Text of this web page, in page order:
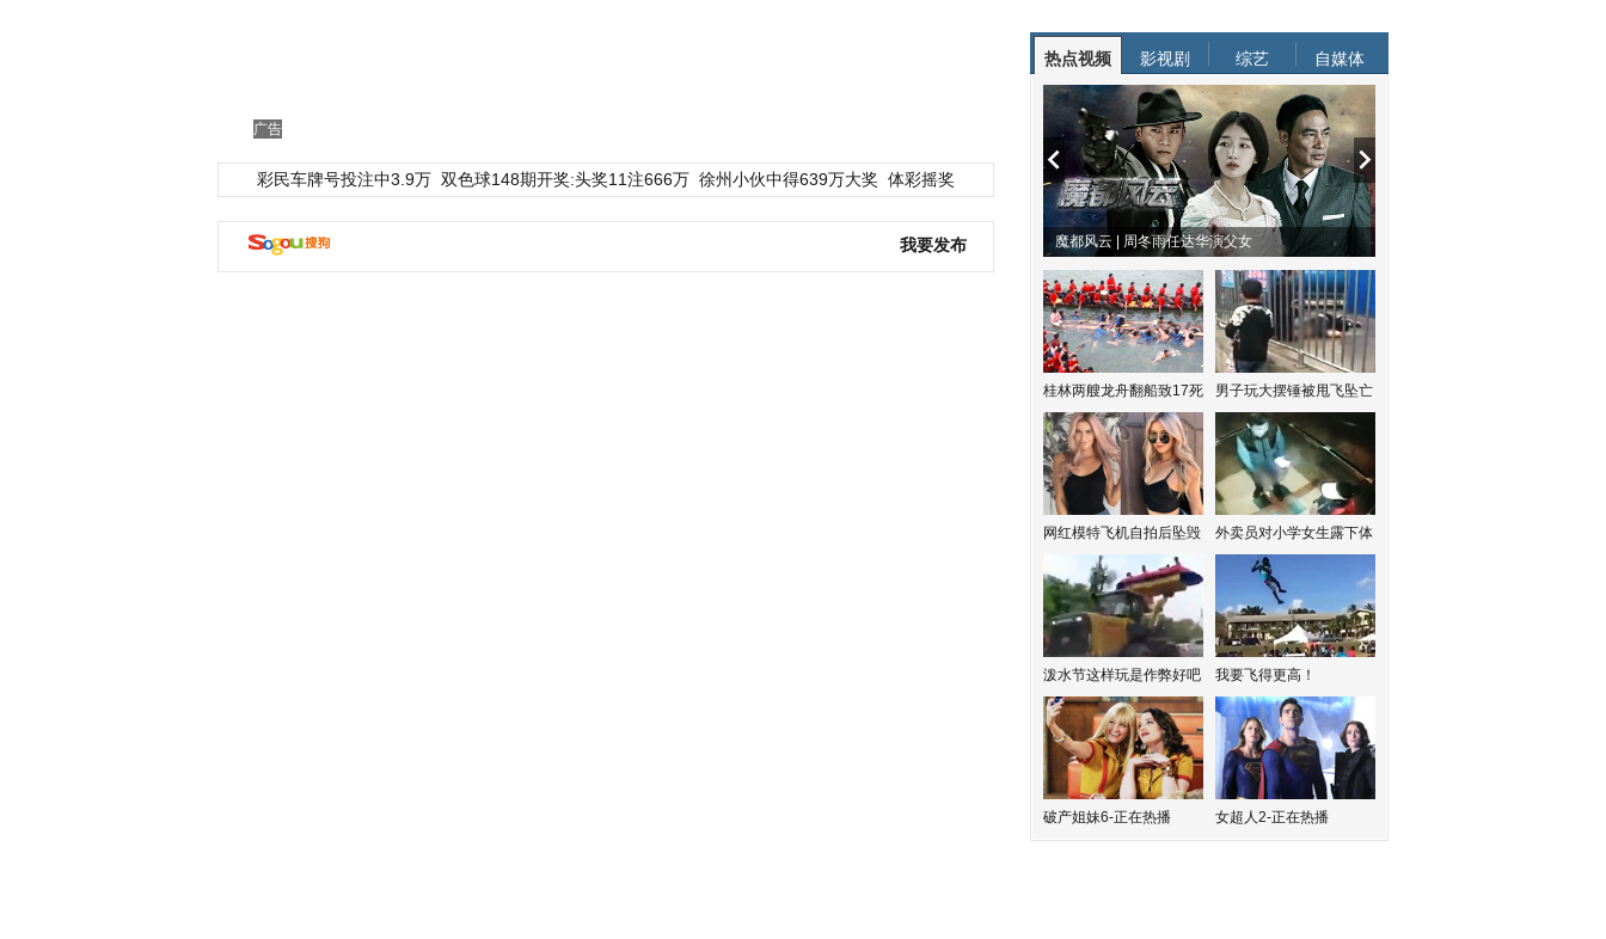
广告
彩民车牌号投注中3.9万 双色球148期开奖:头奖11注666万 徐州小伙中得639万大奖 体彩摇奖
我要发布
热点视频 影视剧 综艺 自媒体
南方有乔木 | “科创CP”渐入佳境 魔都风云 | 周冬雨任达华演父女
桂林两艘龙舟翻船致17死 男子玩大摆锤被甩飞坠亡
网红模特飞机自拍后坠毁 外卖员对小学女生露下体
泼水节这样玩是作弊好吧 我要飞得更高！
破产姐妹6-正在热播 女超人2-正在热播